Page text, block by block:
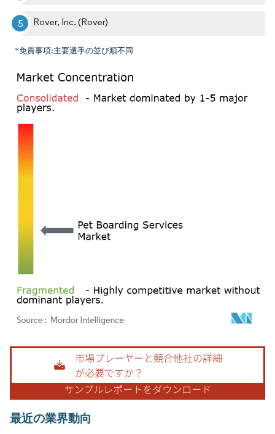
Rover, Inc. (Rover)
*免責事項:主要選手の並び順不同
画像 © Mordor Intelligence。再利用にはCC BY 4.0の表示が必要です。
最近の業界動向